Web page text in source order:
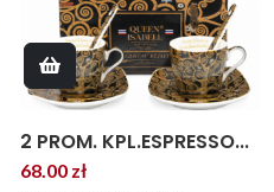
2 PROM. KPL.ESPRESSO...
68.00 zł